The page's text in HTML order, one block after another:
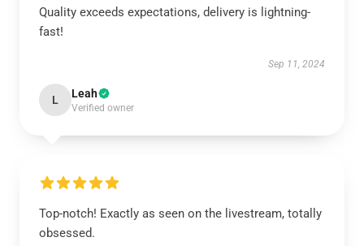
Quality exceeds expectations, delivery is lightning-
fast!
Sep 11, 2024
L Leah
Verified owner
Top-notch! Exactly as seen on the livestream, totally
obsessed.